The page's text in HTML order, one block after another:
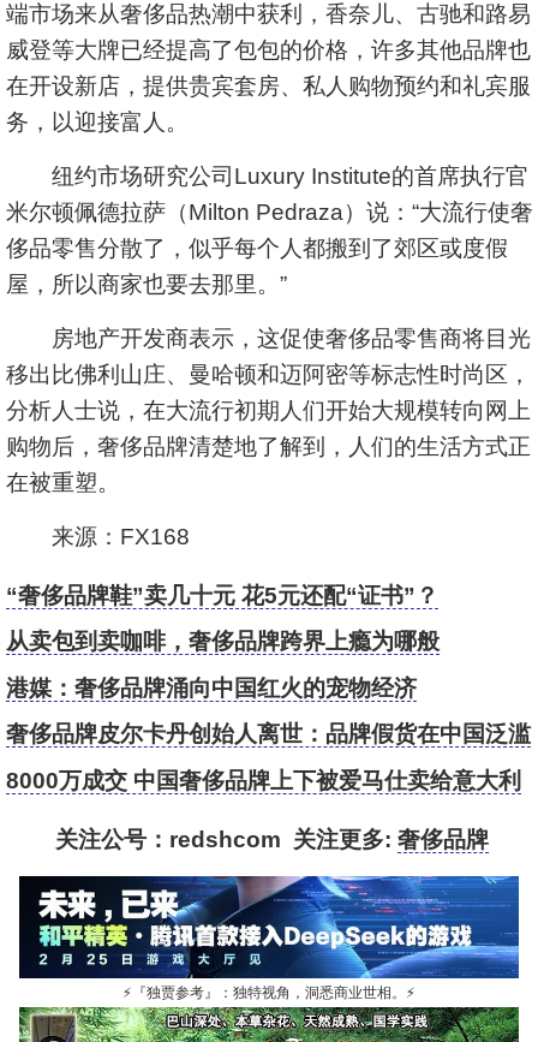
端市场来从奢侈品热潮中获利，香奈儿、古驰和路易
威登等大牌已经提高了包包的价格，许多其他品牌也
在开设新店，提供贵宾套房、私人购物预约和礼宾服
务，以迎接富人。
纽约市场研究公司Luxury Institute的首席执行官
米尔顿佩德拉萨（Milton Pedraza）说：“大流行使奢
侈品零售分散了，似乎每个人都搬到了郊区或度假
屋，所以商家也要去那里。”
房地产开发商表示，这促使奢侈品零售商将目光
移出比佛利山庄、曼哈顿和迈阿密等标志性时尚区，
分析人士说，在大流行初期人们开始大规模转向网上
购物后，奢侈品牌清楚地了解到，人们的生活方式正
在被重塑。
来源：FX168
“奢侈品牌鞋”卖几十元 花5元还配“证书”？
从卖包到卖咖啡，奢侈品牌跨界上瘾为哪般
港媒：奢侈品牌涌向中国红火的宠物经济
奢侈品牌皮尔卡丹创始人离世：品牌假货在中国泛滥
成灾
8000万成交 中国奢侈品牌上下被爱马仕卖给意大利
关注公号：redshcom 关注更多: 奢侈品牌
⚡ 『独贾参考』：独特视角，洞悉商业世相。 ⚡